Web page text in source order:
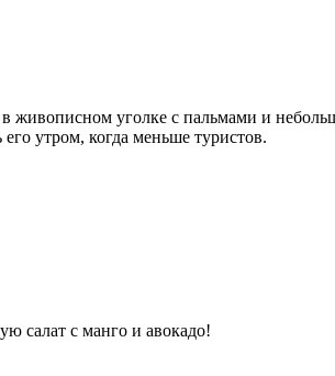
уголке с пальмами и
утром, когда меньше туристов.
салат с манго и авокадо!